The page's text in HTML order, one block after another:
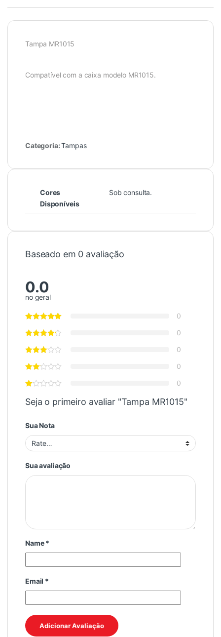
Tampa MR1015
Compatível com a caixa modelo MR1015.
Categoria:Tampas
Cores
Disponíveis
Sob consulta.
Baseado em 0 avaliação
0.0
no geral
0
0
0
0
0
Seja o primeiro avaliar "Tampa MR1015"
Sua Nota
Sua avaliação
Name*
Email *